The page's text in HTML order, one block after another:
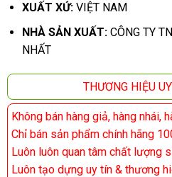
XUẤT XỨ: VIỆT NAM
NHÀ SẢN XUẤT: CÔNG TY
NHẤT
THƯƠNG HIỆU
Không bán hàng giả, hàng nhái,
Chỉ bán sản phẩm chính hãng
Luôn luôn quan tâm chất lượng
Luôn tạo dựng uy tín & thương